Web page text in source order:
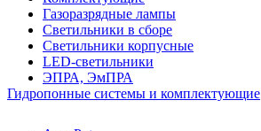
Газоразрядные лампы
Светильники в сборе
Светильники корпусные
LED-светильники
ЭПРА, ЭмПРА
Гидропонные системы и комплектующие